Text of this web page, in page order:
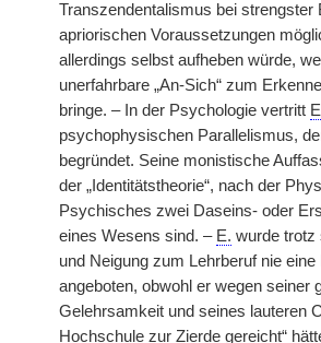
Transzendentalismus bei strengster
apriorischen Voraussetzungen
allerdings selbst aufheben würde,
unerfahrbare „An-Sich“ zum
bringe. – In der Psychologie vertritt
psychophysischen Parallelismus,
begründet. Seine monistische
der „Identitätstheorie“, nach der
Psychisches zwei Daseins- oder
eines Wesens sind. – E. wurde trotz
und Neigung zum Lehrberuf nie
angeboten, obwohl er wegen seiner
Gelehrsamkeit und seines lauteren
Hochschule zur Zierde gereicht“